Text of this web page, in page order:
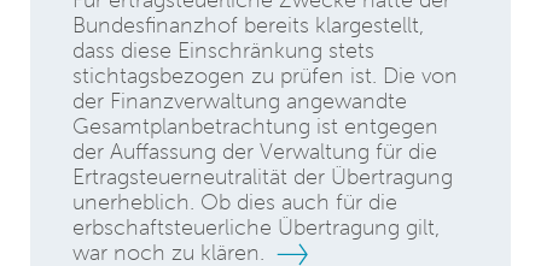
Bundesfinanzhof bereits klargestellt,
dass diese Einschränkung stets
stichtagsbezogen zu prüfen ist. Die von
der Finanzverwaltung angewandte
Gesamtplanbetrachtung ist entgegen
der Auffassung der Verwaltung für die
Ertragsteuerneutralität der Übertragung
unerheblich. Ob dies auch für die
erbschaftsteuerliche Übertragung gilt,
war noch zu klären.